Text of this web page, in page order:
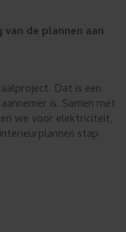
de plannen aan
Dat is een
is. Samen met
we voor elektriciteit,
stap